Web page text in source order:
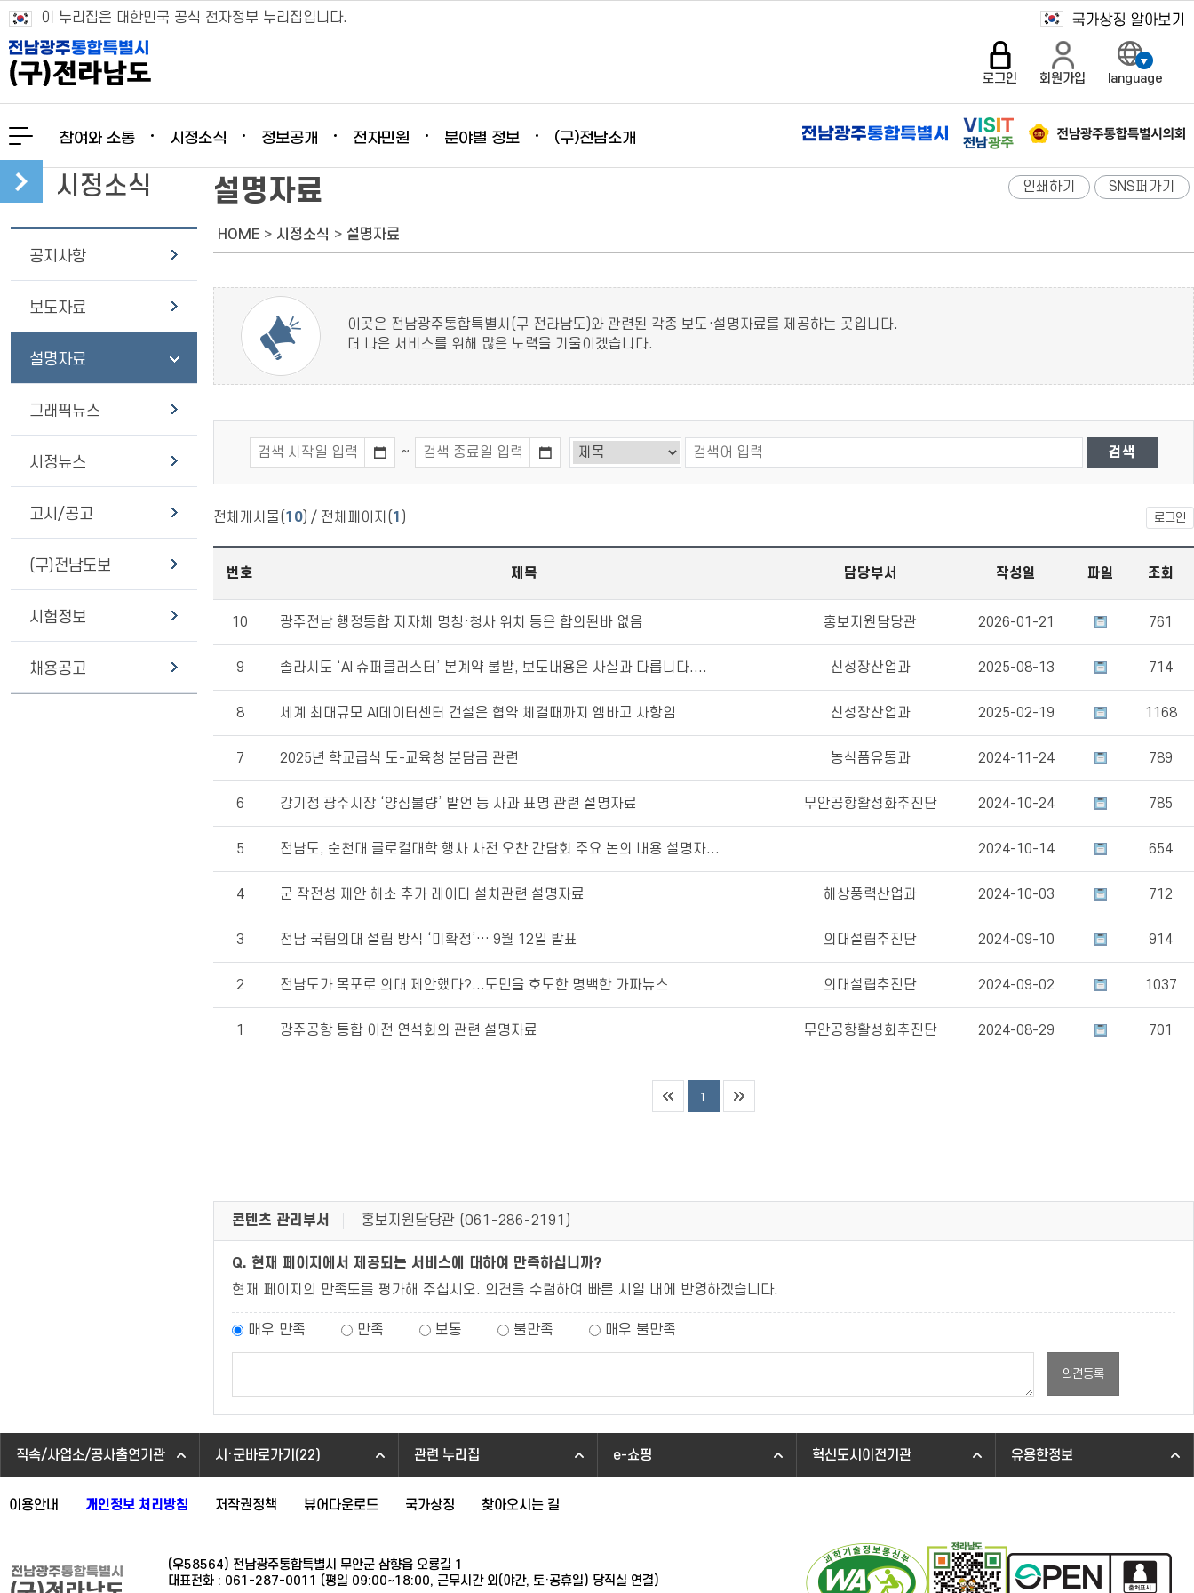
이 누리집은 대한민국 공식 전자정부 누리집입니다.
로그인 회원가입 language
참여와 소통 시정소식 정보공개 전자민원 분야별 정보 (구)전남소개
시정소식
공지사항
보도자료
설명자료
그래픽뉴스
시정뉴스
고시/공고
(구)전남도보
시험정보
채용공고
인쇄하기 SNS퍼가기
설명자료
HOME > 시정소식 > 설명자료
이곳은 전남광주통합특별시(구 전라남도)와 관련된 각종 보도·설명자료를 제공하는 곳입니다.
더 나은 서비스를 위해 많은 노력을 기울이겠습니다.
~
전체게시물(10) / 전체페이지(1 ) 로그인
번호 제목 담당부서 작성일 파일 조회
10 광주전남 행정통합 지자체 명칭·청사 위치 등은 합의된바 없음 홍보지원담당관 2026-01-21 761
9 솔라시도 ‘AI 슈퍼클러스터’ 본계약 불발, 보도내용은 사실과 다릅니다.... 신성장산업과 2025-08-13 714
8 세계 최대규모 AI데이터센터 건설은 협약 체결때까지 엠바고 사항임 신성장산업과 2025-02-19 1168
7 2025년 학교급식 도-교육청 분담금 관련 농식품유통과 2024-11-24 789
6 강기정 광주시장 ‘양심불량’ 발언 등 사과 표명 관련 설명자료 무안공항활성화추진단 2024-10-24 785
5 전남도, 순천대 글로컬대학 행사 사전 오찬 간담회 주요 논의 내용 설명자... 2024-10-14 654
4 군 작전성 제안 해소 추가 레이더 설치관련 설명자료 해상풍력산업과 2024-10-03 712
3 전남 국립의대 설립 방식 ‘미확정’… 9월 12일 발표 의대설립추진단 2024-09-10 914
2 전남도가 목포로 의대 제안했다?...도민을 호도한 명백한 가짜뉴스 의대설립추진단 2024-09-02 1037
1 광주공항 통합 이전 연석회의 관련 설명자료 무안공항활성화추진단 2024-08-29 701
1
콘텐츠 관리부서 홍보지원담당관 (061-286-2191 )
Q. 현재 페이지에서 제공되는 서비스에 대하여 만족하십니까?
현재 페이지의 만족도를 평가해 주십시오. 의견을 수렴하여 빠른 시일 내에 반영하겠습니다.
매우 만족 만족 보통 불만족 매우 불만족
의견등록
직속/사업소/공사출연기관 시·군바로가기(22) 관련 누리집 e-쇼핑 혁신도시이전기관 유용한정보
이용안내 개인정보 처리방침 저작권정책 뷰어다운로드 국가상징 찾아오시는 길
(우58564) 전남광주통합특별시 무안군 삼향읍 오룡길 1
대표전화 : 061-287-0011 (평일 09:00~18:00, 근무시간 외(야간, 토·공휴일) 당직실 연결)